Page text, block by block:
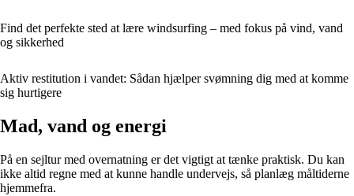
Find det perfekte sted at lære windsurfing – med fokus på vind, vand
og sikkerhed
Aktiv restitution i vandet: Sådan hjælper svømning dig med at komme
sig hurtigere
Mad, vand og energi
På en sejltur med overnatning er det vigtigt at tænke praktisk. Du kan
ikke altid regne med at kunne handle undervejs, så planlæg måltiderne
hjemmefra.